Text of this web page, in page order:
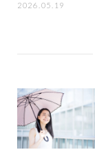
2026.05.19